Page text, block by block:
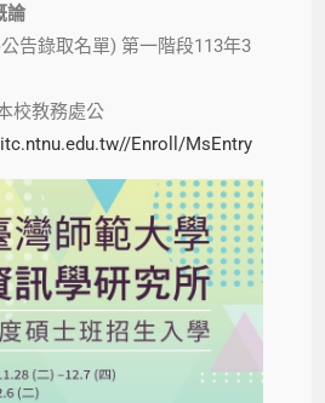
論
告錄取名單) 第一階段113年3
校教務處公
Enroll/MsEntry